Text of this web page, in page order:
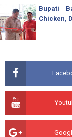
Bupati
Chicken,